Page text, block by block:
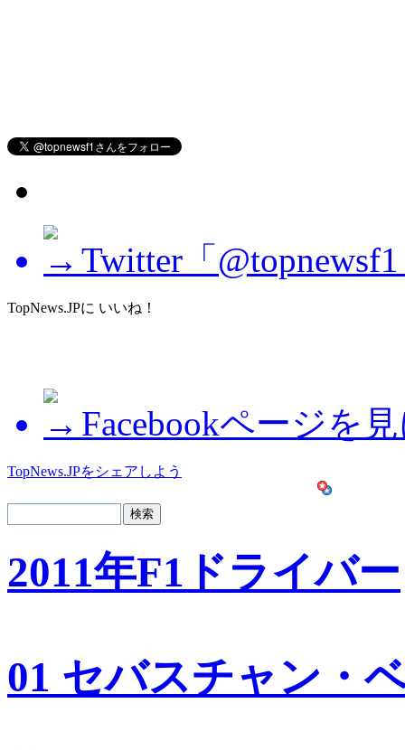
Twitter「
TopNews.JPに いいね！
Facebookページを
TopNews.JPをシェアしよう
2011年F1ドライバー
01 セバスチャン・